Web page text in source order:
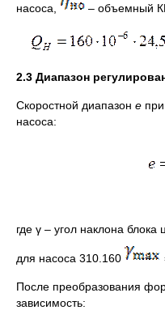
насоса, – объемный
2.3 Диапазон
Скоростной диапазон e
где γ – угол наклона блока
для насоса 310.160
После преобразования